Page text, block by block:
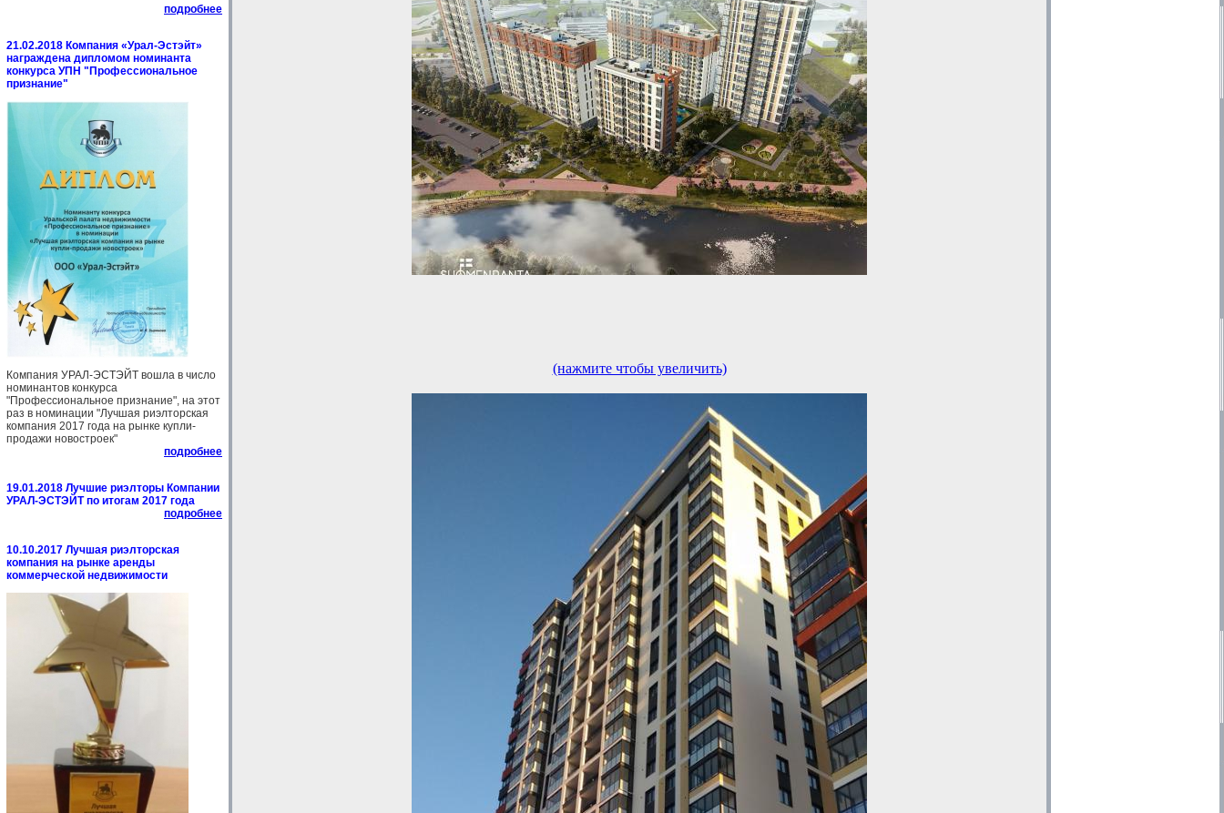
подробнее
21.02.2018 Компания «Урал-Эстэйт»
награждена дипломом номинанта
конкурса УПН "Профессиональное
признание"
Компания УРАЛ-ЭСТЭЙТ вошла в число
номинантов конкурса
"Профессиональное признание", на этот
раз в номинации "Лучшая риэлторская
компания 2017 года на рынке купли-
продажи новостроек"
подробнее
19.01.2018 Лучшие риэлторы Компании
УРАЛ-ЭСТЭЙТ по итогам 2017 года
подробнее
10.10.2017 Лучшая риэлторская
компания на рынке аренды
коммерческой недвижимости
(нажмите чтобы увеличить)